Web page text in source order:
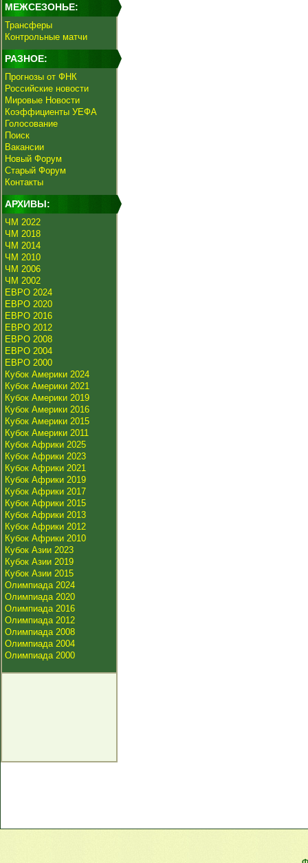
МЕЖСЕЗОНЬЕ:
Трансферы
Контрольные матчи
РАЗНОЕ:
Прогнозы от ФНК
Российские новости
Мировые Новости
Коэффициенты УЕФА
Голосование
Поиск
Вакансии
Новый Форум
Старый Форум
Контакты
АРХИВЫ:
ЧМ 2022
ЧМ 2018
ЧМ 2014
ЧМ 2010
ЧМ 2006
ЧМ 2002
ЕВРО 2024
ЕВРО 2020
ЕВРО 2016
ЕВРО 2012
ЕВРО 2008
ЕВРО 2004
ЕВРО 2000
Кубок Америки 2024
Кубок Америки 2021
Кубок Америки 2019
Кубок Америки 2016
Кубок Америки 2015
Кубок Америки 2011
Кубок Африки 2025
Кубок Африки 2023
Кубок Африки 2021
Кубок Африки 2019
Кубок Африки 2017
Кубок Африки 2015
Кубок Африки 2013
Кубок Африки 2012
Кубок Африки 2010
Кубок Азии 2023
Кубок Азии 2019
Кубок Азии 2015
Олимпиада 2024
Олимпиада 2020
Олимпиада 2016
Олимпиада 2012
Олимпиада 2008
Олимпиада 2004
Олимпиада 2000